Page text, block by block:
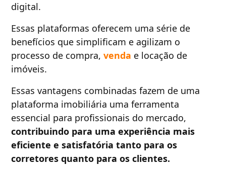
digital.
Essas plataformas oferecem uma série de
benefícios que simplificam e agilizam o
processo de compra,venda e locação de
imóveis.
Essas vantagens combinadas fazem de uma
plataforma imobiliária uma ferramenta
essencial para profissionais do mercado,
contribuindo para uma experiência mais
eficiente e satisfatória tanto para os
corretores quanto para os clientes.